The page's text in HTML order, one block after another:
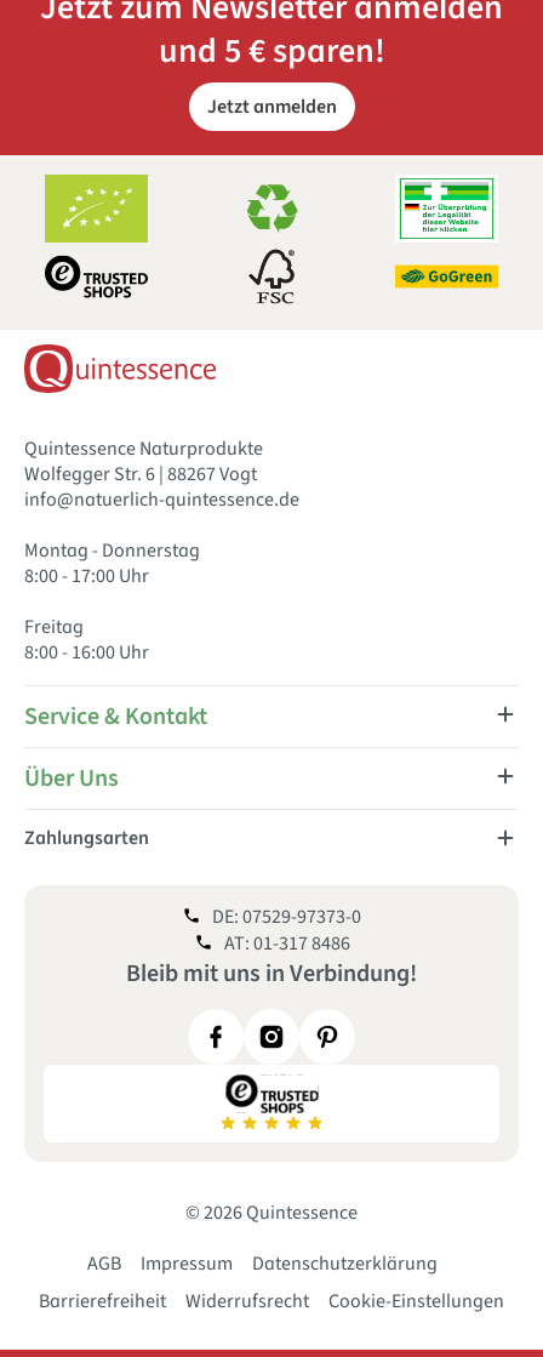
und 5 € sparen!
Jetzt anmelden
Quintessence Naturprodukte
Wolfegger Str. 6 | 88267 Vogt
info@natuerlich-quintessence.de
Montag - Donnerstag
8:00 - 17:00 Uhr
Freitag
8:00 - 16:00 Uhr
Service & Kontakt
Über Uns
Zahlungsarten
Bleib mit uns inVerbindung!
DE: 07529-97373-0
AT: 01-317 8486
© 2026 Quintessence
AGB
Impressum
Datenschutzerklärung
Barrierefreiheit
Widerrufsrecht Cookie-Einstellungen